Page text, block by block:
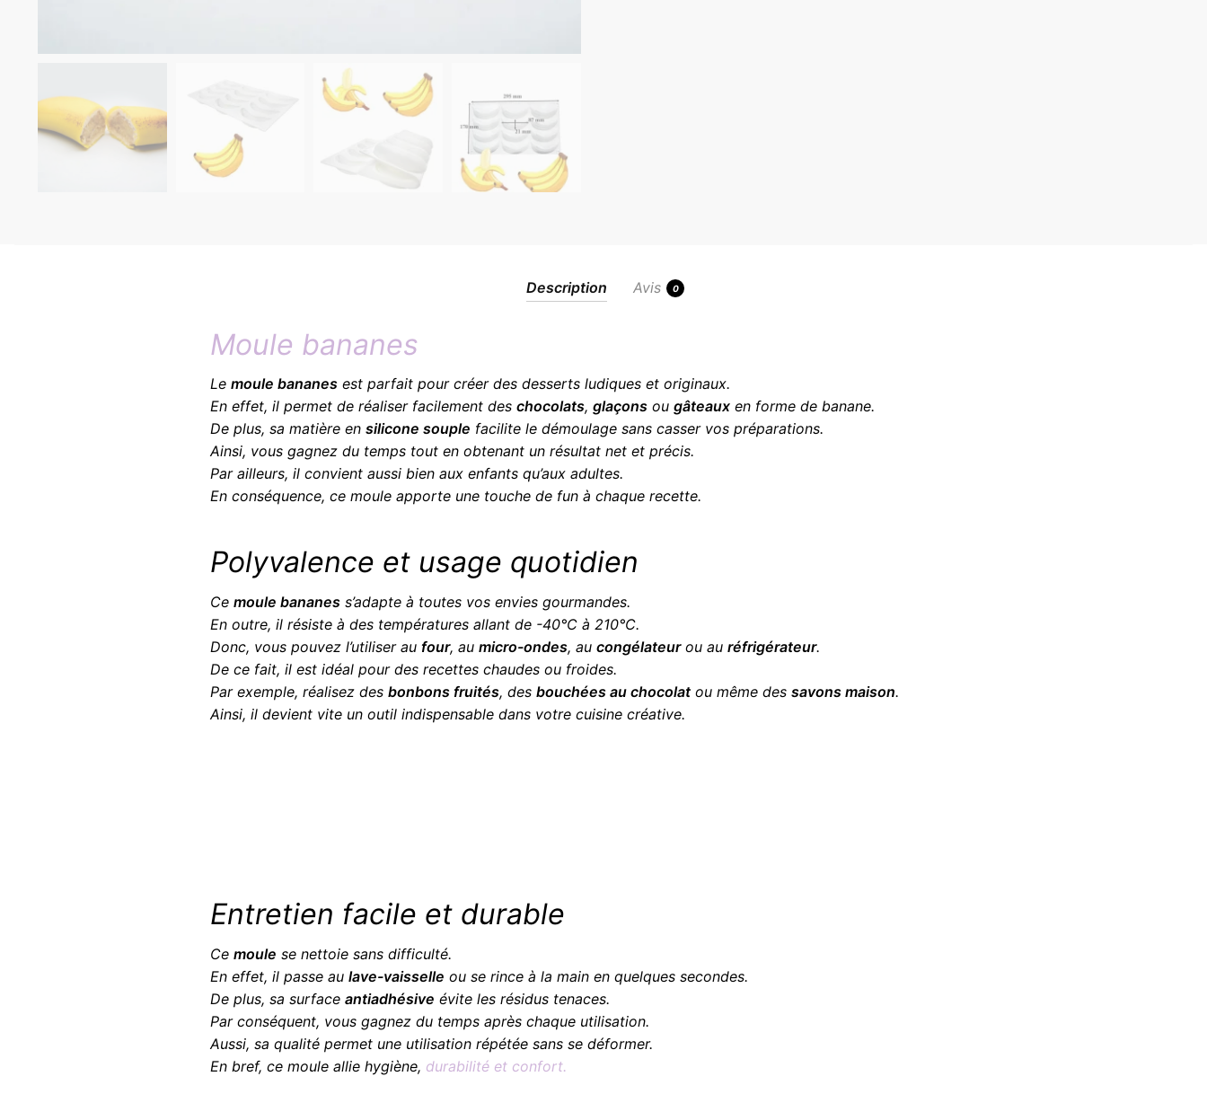
Description Avis 0
Moule bananes
Le moule bananesest parfait pour créer des desserts ludiques et originaux.
En effet, il permet de réaliser facilement des chocolats, glaçonsou gâteauxen forme de banane.
De plus, sa matière en silicone souple facilite le démoulage sans casser vos préparations.
Ainsi, vous gagnez du temps tout en obtenant un résultat net et précis.
Par ailleurs, il convient aussi bien aux enfants qu’aux adultes.
En conséquence, ce moule apporte une touche de fun à chaque recette.
Polyvalence et usage quotidien
Ce moule bananess’adapte à toutes vos envies gourmandes.
En outre, il résiste à des températures allant de -40°C à 210°C.
Donc, vous pouvez l’utiliser au four, au micro-ondes, au congélateurou au réfrigérateur.
De ce fait, il est idéal pour des recettes chaudes ou froides.
Par exemple, réalisez des bonbons fruités, des bouchées au chocolatou même des savons maison.
Ainsi, il devient vite un outil indispensable dans votre cuisine créative.
Entretien facile et durable
Ce moule se nettoie sans difficulté.
En effet, il passe au lave-vaisselle ou se rince à la main en quelques secondes.
De plus, sa surface antiadhésive évite les résidus tenaces.
Par conséquent, vous gagnez du temps après chaque utilisation.
Aussi, sa qualité permet une utilisation répétée sans se déformer.
En bref, ce moule allie hygiène, durabilité et confort.